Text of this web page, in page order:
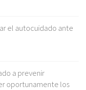
el autocuidado ante
a prevenir
oportunamente los